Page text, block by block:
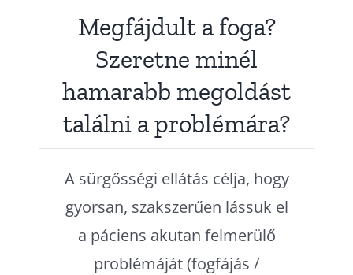
Megfájdult a foga?
Szeretne minél
hamarabb megoldást
találni a problémára?
A sürgősségi ellátás célja, hogy
gyorsan, szakszerűen lássuk el
a páciens akutan felmerülő
problémáját (fogfájás /